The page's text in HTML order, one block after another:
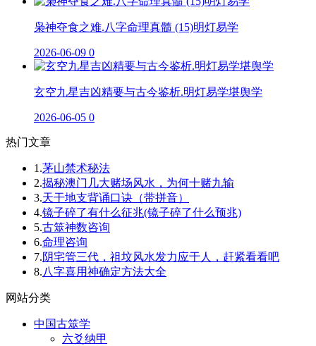
枭神夺食之难.八字命理真髓 (15)明灯易学
2026-06-09 0
玄空九星吉凶精要与古今鉴析.明灯易学堪舆学
2026-06-05 0
热门文章
1.茅山禁术秘法
2.揭秘澳门几大赌场风水，为何十赌九输
3.天干地支背诵口诀（带拼音）
4.镜子碎了有什么征兆(镜子碎了什么预兆)
5.古筮神数咨询
6.命理咨询
7.阴宅管三代，祖坟风水发力应于人，赶紧看看吧
8.八字喜用神确定方法大全
网站分类
中国古筮学
六爻纳甲